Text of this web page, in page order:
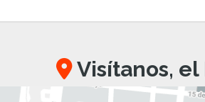
Visítanos, el